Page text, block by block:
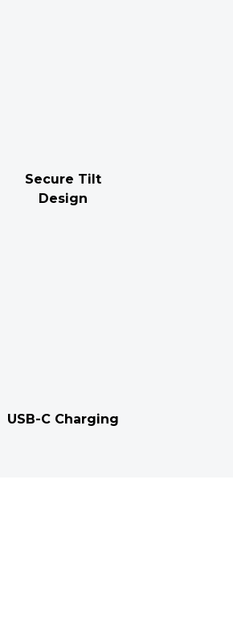
Secure Tilt
Design
USB-C Charging